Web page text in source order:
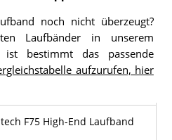
noch nicht überzeugt?
Laufbänder in unserem
ist bestimmt das passende
aufzurufen, hier
F75 High-End Laufband